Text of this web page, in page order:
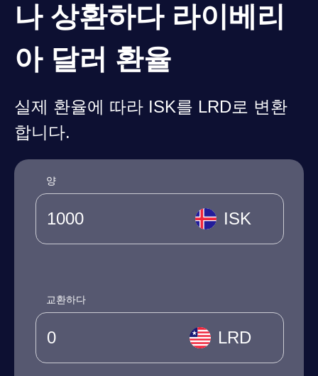
나 상환하다 라이베리
아 달러 환율
실제 환율에 따라 ISK를 LRD로 변환
합니다.
양
ISK
교환하다
LRD